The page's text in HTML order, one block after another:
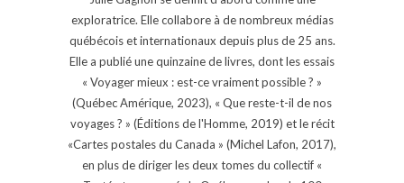
exploratrice. Elle collabore à de nombreux médias
québécois et internationaux depuis plus de 25 ans.
Elle a publié une quinzaine de livres, dont les essais
« Voyager mieux : est-ce vraiment possible ? »
(Québec Amérique, 2023), « Que reste-t-il de nos
voyages ? » (Éditions de l'Homme, 2019) et le récit
«Cartes postales du Canada » (Michel Lafon, 2017),
en plus de diriger les deux tomes du collectif «